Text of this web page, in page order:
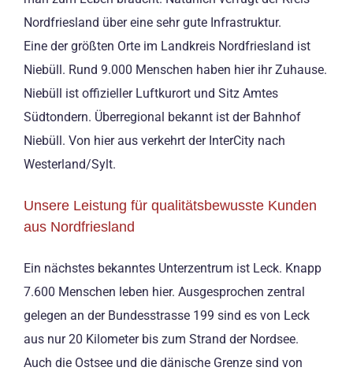
Nordfriesland über eine sehr gute Infrastruktur.
Eine der größten Orte im Landkreis Nordfriesland ist
Niebüll. Rund 9.000 Menschen haben hier ihr Zuhause.
Niebüll ist offizieller Luftkurort und Sitz Amtes
Südtondern. Überregional bekannt ist der Bahnhof
Niebüll. Von hier aus verkehrt der InterCity nach
Westerland/Sylt.
Unsere Leistung für qualitätsbewusste Kunden
aus Nordfriesland
Ein nächstes bekanntes Unterzentrum ist Leck. Knapp
7.600 Menschen leben hier. Ausgesprochen zentral
gelegen an der Bundesstrasse 199 sind es von Leck
aus nur 20 Kilometer bis zum Strand der Nordsee.
Auch die Ostsee und die dänische Grenze sind von